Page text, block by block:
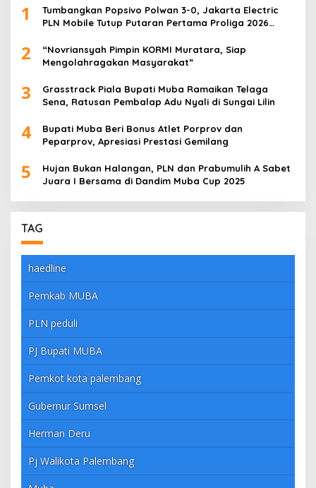
1
Tumbangkan Popsivo Polwan 3-0, Jakarta Electric
PLN Mobile Tutup Putaran Pertama Proliga 2026
2
“Novriansyah Pimpin KORMI Muratara, Siap
Mengolahragakan Masyarakat”
3
Grasstrack Piala Bupati Muba Ramaikan Telaga
Sena, Ratusan Pembalap Adu Nyali di Sungai Lilin
4
Bupati Muba Beri Bonus Atlet Porprov dan
Peparprov, Apresiasi Prestasi Gemilang
5
Hujan Bukan Halangan, PLN dan Prabumulih A Sabet
Juara I Bersama di Dandim Muba Cup 2025
TAG
haedline
Pemkab MUBA
PLN peduli
PJ Bupati MUBA
Pemkot kota palembang
Gubernur Sumsel
Herman Deru
Pj Walikota Palembang